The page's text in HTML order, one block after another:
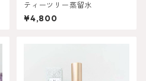
ティーツリー蒸留水
¥4,800